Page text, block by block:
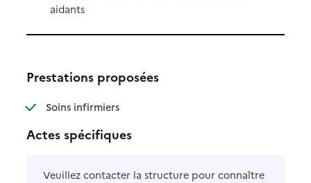
aidants
Prestations proposées
Soins infirmiers: disponible
: non disponible
Actes spécifiques
Veuillez contacter la structure pour connaître